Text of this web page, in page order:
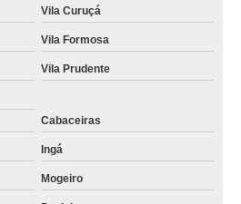
Vila Curuçá
Vila Formosa
Vila Prudente
Cabaceiras
Ingá
Mogeiro